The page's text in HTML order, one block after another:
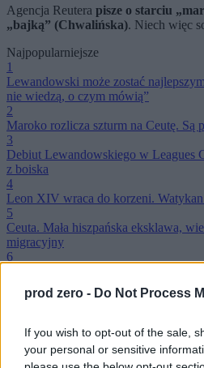
prod zero - Do Not Process
If you wish to opt-out of the sale,
your personal or sensitive
Agencja Reutera pisze o starciu
„bajką” (Chwalińska). Niech więc
Najpopularniejsze
1
Lewandowski może zostać
nie wiedzą, o czym mówią”
2
Maroko rozlicza szturm na Ceutę. Są
3
Debiut Lewandowskiego w Leagues
z boiska
4
Leon XIV wraca do korzeni.
5
Ceuta. Mała hiszpańska eksklawa,
migracyjny
6
człowieka
kierunek
Chwile grozy w Niemczech.